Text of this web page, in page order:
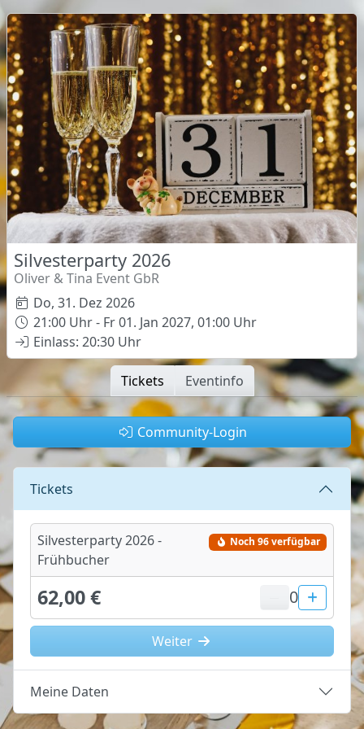
Silvesterparty 2026
Oliver & Tina Event GbR
Do, 31. Dez 2026
21:00 Uhr - Fr 01. Jan 2027, 01:00 Uhr
Einlass: 20:30 Uhr
Tickets Eventinfo
Community-Login
Tickets
Silvesterparty 2026 -
Frühbucher
Noch 96 verfügbar
62,00 € 0
Weiter
Meine Daten